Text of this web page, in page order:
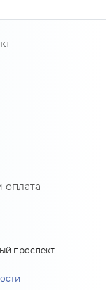
оплата
проспект